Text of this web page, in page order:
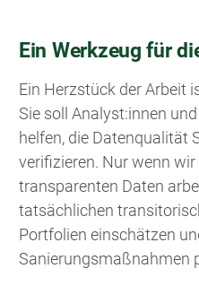
Ein Werkzeug für
Ein Herzstück der Arbeit
Sie soll Analyst:innen
helfen, die Datenqualität
verifizieren. Nur wenn
transparenten Daten
tatsächlichen
Portfolien einschätzen
Sanierungsmaßnahmen